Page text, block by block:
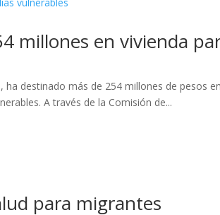
millones en vivienda
destinado más de 254 millones de pesos
A través de la Comisión de...
para migrantes